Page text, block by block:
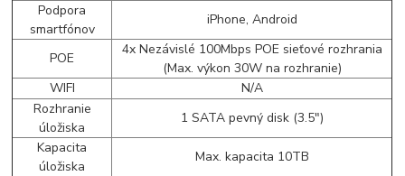
Podpora
smartfónov
iPhone, Android
POE
4x Nezávislé 100Mbps POE sieťové rozhrania
(Max. výkon 30W na rozhranie)
WIFI
N/A
Rozhranie
úložiska
1 SATA pevný disk (3.5")
Kapacita
úložiska
Max. kapacita 10TB